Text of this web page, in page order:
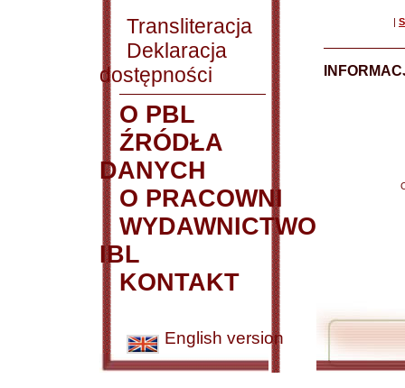
Transliteracja
Deklaracja
dostępności
O PBL
ŹRÓDŁA
DANYCH
O PRACOWNI
WYDAWNICTWO
IBL
KONTAKT
English version
|